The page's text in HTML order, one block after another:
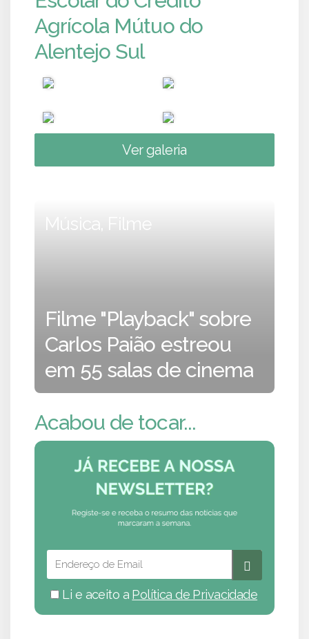
Agrícola Mútuo do
Alentejo Sul
Ver galeria
Música, Filme
Filme "Playback" sobre
Carlos Paião estreou
em 55 salas de cinema
Acabou de tocar...
Li e aceito a Política de Privacidade